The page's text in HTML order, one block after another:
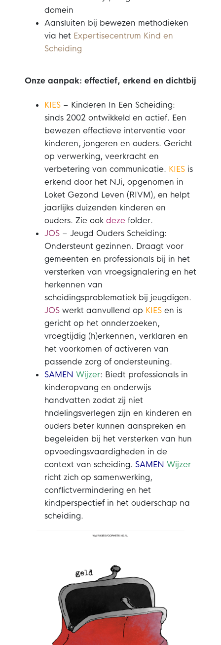
domein
Aansluiten bij bewezen methodieken
via het Expertisecentrum Kind en
Scheiding
Onze aanpak: effectief, erkend en dichtbij
KIES – Kinderen In Een Scheiding:
sinds 2002 ontwikkeld en actief. Een
bewezen effectieve interventie voor
kinderen, jongeren en ouders. Gericht
op verwerking, veerkracht en
verbetering van communicatie. KIES is
erkend door het NJi, opgenomen in
Loket Gezond Leven (RIVM), en helpt
jaarlijks duizenden kinderen en
ouders. Zie ook deze folder.
JOS – Jeugd Ouders Scheiding:
Ondersteunt gezinnen. Draagt voor
gemeenten en professionals bij in het
versterken van vroegsignalering en het
herkennen van
scheidingsproblematiek bij jeugdigen.
JOS werkt aanvullend op KIES en is
gericht op het onnderzoeken,
vroegtijdig (h)erkennen, verklaren en
het voorkomen of activeren van
passende zorg of ondersteuning.
SAMEN Wijzer: Biedt professionals in
kinderopvang en onderwijs
handvatten zodat zij niet
hndelingsverlegen zijn en kinderen en
ouders beter kunnen aanspreken en
begeleiden bij het versterken van hun
opvoedingsvaardigheden in de
context van scheiding. SAMEN Wijzer
richt zich op samenwerking,
conflictvermindering en het
kindperspectief in het ouderschap na
scheiding.